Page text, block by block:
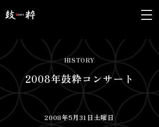
HISTORY
2008年鼓粋コンサート
2008年5月31日土曜日